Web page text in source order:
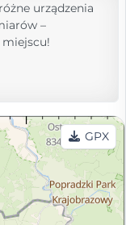
urządzenia
–
GPX